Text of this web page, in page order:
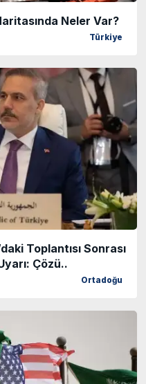
Neler Var?
Türkiye
Toplantısı Sonrası
Çözü..
Ortadoğu